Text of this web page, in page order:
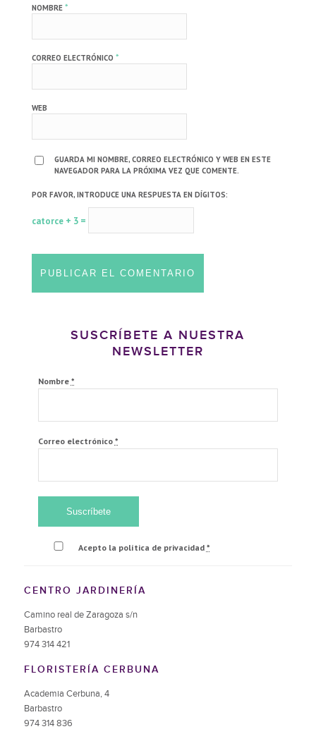
NOMBRE*
CORREO ELECTRÓNICO*
WEB
GUARDA MI NOMBRE, CORREO ELECTRÓNICO Y WEB EN ESTE
NAVEGADOR PARA LA PRÓXIMA VEZ QUE COMENTE.
POR FAVOR, INTRODUCE UNA RESPUESTA EN DÍGITOS:
catorce + 3 =
SUSCRÍBETE A NUESTRA
NEWSLETTER
Nombre *
Correo electrónico *
Acepto la política de privacidad *
CENTRO JARDINERÍA
Camino real de Zaragoza s/n
Barbastro
974 314 421
FLORISTERÍA CERBUNA
Academia Cerbuna, 4
Barbastro
974 314 836